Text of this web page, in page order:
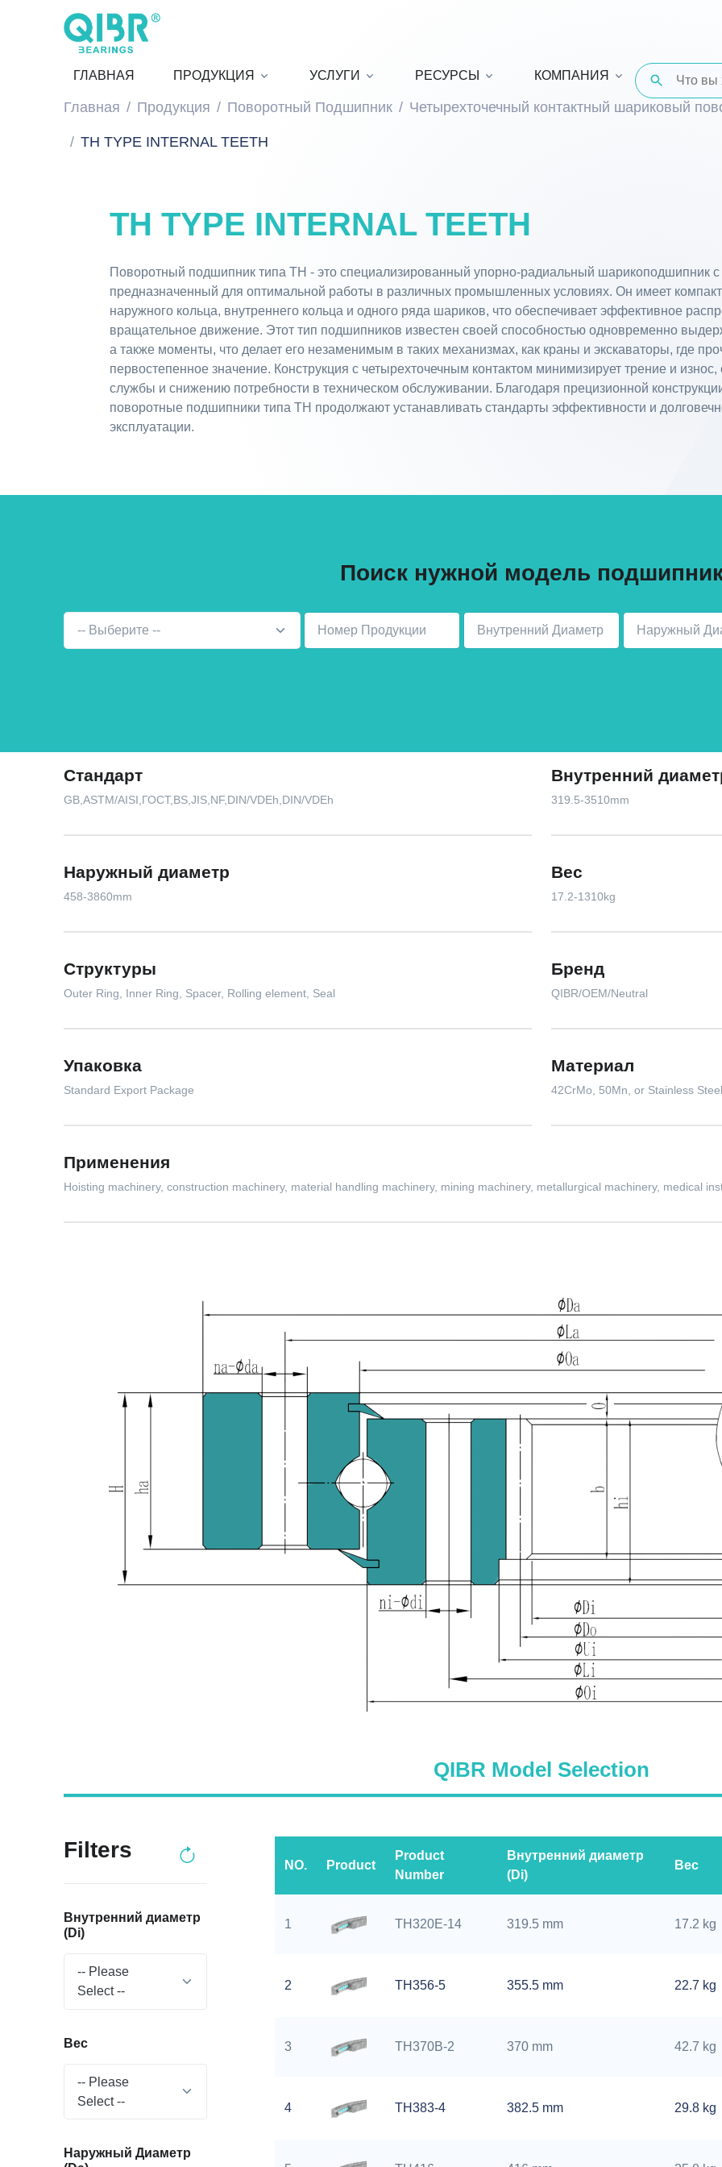
ГЛАВНАЯ ПРОДУКЦИЯ УСЛУГИ РЕСУРСЫ КОМПАНИЯ
Главная Продукция Поворотный Подшипник Четырехточечный контактный шариковый
TH TYPE INTERNAL TEETH
TH TYPE INTERNAL TEETH
Поворотный подшипник типа TH - это специализированный упорно-радиальный шарикоподшипник с
предназначенный для оптимальной работы в различных промышленных условиях. Он имеет
наружного кольца, внутреннего кольца и одного ряда шариков, что обеспечивает эффективное
вращательное движение. Этот тип подшипников известен своей способностью одновременно
а также моменты, что делает его незаменимым в таких механизмах, как краны и экскаваторы, где
первостепенное значение. Конструкция с четырехточечным контактом минимизирует трение и
службы и снижению потребности в техническом обслуживании. Благодаря прецизионной
поворотные подшипники типа TH продолжают устанавливать стандарты эффективности и
эксплуатации.
Поиск нужной модель
-- Выберите --
Стандарт
GB,ASTM/AISI,ГОСТ,BS,JIS,NF,DIN/VDEh,DIN/VDEh
Внутренний
319.5-3510mm
Наружный диаметр
458-3860mm
Вес
17.2-1310kg
Структуры
Outer Ring, Inner Ring, Spacer, Rolling element, Seal
Бренд
QIBR/OEM/Neutral
Упаковка
Standard Export Package
Материал
42CrMo, 50Mn, or Stainless Steel
Применения
Hoisting machinery, construction machinery, material handling machinery, mining machinery, metallurgical machinery, medical
QIBR Model Selection
Filters
Внутренний диаметр
(Di)
-- Please
Select --
Вес
-- Please
Select --
Наружный Диаметр
NO. Product
Product
Number
Внутренний диаметр
(Di)
Вес
1 TH320E-14 319.5 mm 17.2 kg
2 TH356-5 355.5 mm 22.7 kg
3 TH370B-2 370 mm 42.7 kg
4 TH383-4 382.5 mm 29.8 kg